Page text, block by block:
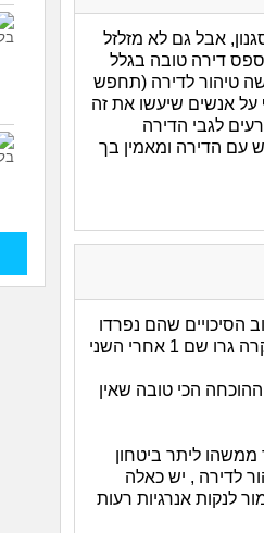
אבל גם לא מזלזל
דירה טובה בגלל
טיהור לדירה (תחפש
אנשים שיעשו את זה
לגבי הדירה
עם הדירה ומאמין בך
הסיכויים שהם נפרדו
מסיבות אחרות זה סתם צירוף מקרים שבמקרה גרו שם 1 אחרי השני
הכי טובה שאין
ליתר ביטחון
לדירה , יש כאלה
לנקות אנרגיות רעות